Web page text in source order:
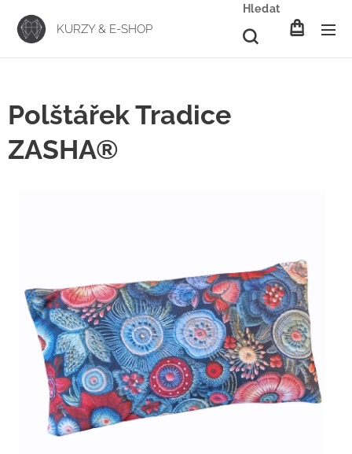
KURZY & E-SHOP
Hledat
Polštářek Tradice
ZASHA®